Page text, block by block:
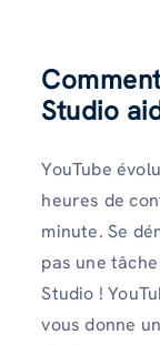
Studio
YouTube
heures de
minute. Se
pas une
Studio !
vous donne